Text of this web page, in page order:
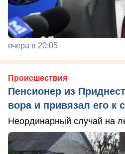
вчера в 20:05
Происшествия
Пенсионер из
вора и привязал его к
Неординарный случай на